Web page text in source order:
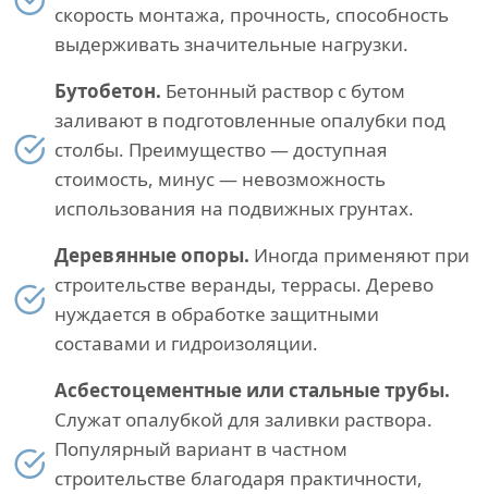
скорость монтажа, прочность, способность
выдерживать значительные нагрузки.
Бутобетон. Бетонный раствор с бутом
заливают в подготовленные опалубки под
столбы. Преимущество — доступная
стоимость, минус — невозможность
использования на подвижных грунтах.
Деревянные опоры. Иногда применяют при
строительстве веранды, террасы. Дерево
нуждается в обработке защитными
составами и гидроизоляции.
Асбестоцементные или стальные трубы.
Служат опалубкой для заливки раствора.
Популярный вариант в частном
строительстве благодаря практичности,